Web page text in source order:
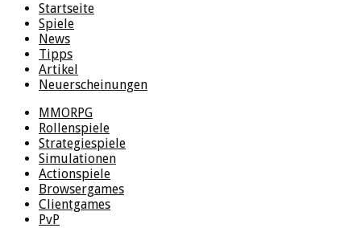
Startseite
Spiele
News
Tipps
Artikel
Neuerscheinungen
MMORPG
Rollenspiele
Strategiespiele
Simulationen
Actionspiele
Browsergames
Clientgames
PvP